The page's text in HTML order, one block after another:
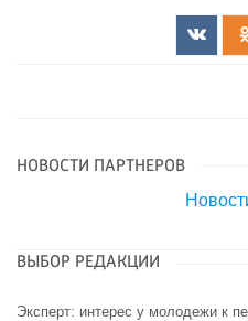
НОВОСТИ ПАРТНЕРОВ
ВЫБОР РЕДАКЦИИ
Эксперт: интерес у молодежи к